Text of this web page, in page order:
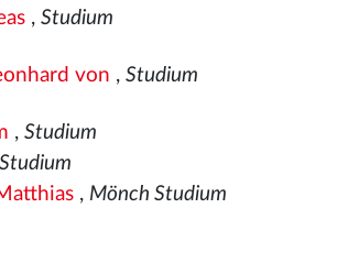
, Studium
von , Studium
, Studium
Studium
, Mönch Studium